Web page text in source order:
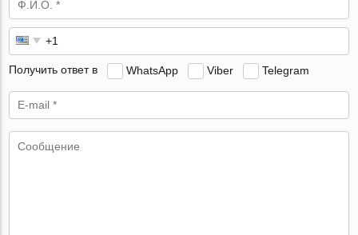
Получить ответ в WhatsApp Viber Telegram